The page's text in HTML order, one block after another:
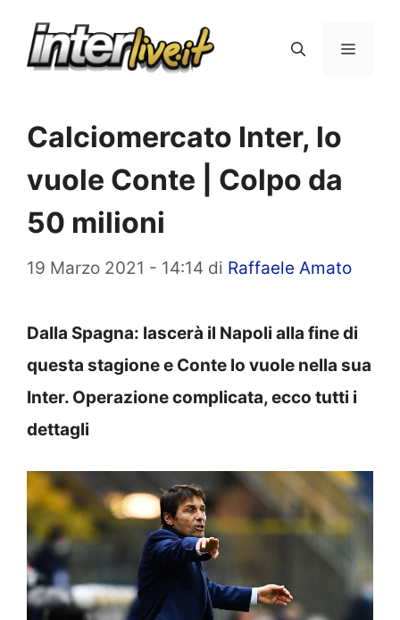
Menu
Calciomercato Inter, lo
vuole Conte | Colpo da
50 milioni
19 Marzo 2021 - 14:14 di Raffaele Amato
Dalla Spagna: lascerà il Napoli alla fine di
questa stagione e Conte lo vuole nella sua
Inter. Operazione complicata, ecco tutti i
dettagli